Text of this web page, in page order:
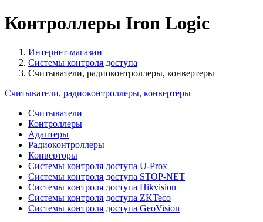
Контроллеры Iron Logic
Интернет-магазин
Системы контроля доступа
Считыватели, радиоконтроллеры, конвертеры
Считыватели, радиоконтроллеры, конвертеры
Считыватели
Контроллеры
Адаптеры
Радиоконтроллеры
Конверторы
Системы контроля доступа U-Prox
Системы контроля доступа STOP-NET
Системы контроля доступа Hikvision
Системы контроля доступа ZKTeco
Системы контроля доступа GeoVision